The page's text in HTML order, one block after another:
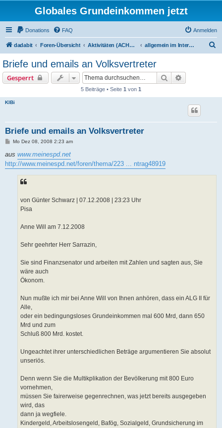
Globales Grundeinkommen jetzt
Donations FAQ Anmelden
dadabit Foren-Übersicht Aktivitäten (ACHTUNG: Infos zum Registrieren sind unten in: "neu hier?") allgemein im Internet
Briefe und emails an Volksvertreter
Gesperrt Suche
5 Beiträge • Seite 1 von 1
KlBi
Briefe und emails an Volksvertreter
B
i
r
a
Mo Dez 08, 2008 2:23 am
aus www.meinespd.net
http://www.meinespd.net/foren/thema/223 ... ntrag48919
von Günter Schwarz | 07.12.2008 | 23:23 Uhr
Pisa
Anne Will am 7.12.2008
Sehr geehrter Herr Sarrazin,
Sie sind Finanzsenator und arbeiten mit Zahlen und sagten aus, Sie
wäre auch
Ökonom.
Nun mußte ich mir bei Anne Will von Ihnen anhören, dass ein ALG II für
Alle,
oder ein bedingungsloses Grundeinkommen mal 600 Mrd, dann 650
Mrd und zum
Schluß 800 Mrd. kostet.
Ungeachtet ihrer unterschiedlichen Beträge argumentieren Sie absolut
unseriös.
Denn wenn Sie die Multikplikation der Bevölkerung mit 800 Euro
vornehmen,
müssen Sie fairerweise gegenrechnen, was jetzt bereits ausgegeben
wird, das
dann ja wegfiele.
Kindergeld, Arbeitslosengeld, Bafög, Sozialgeld, Grundsicherung im